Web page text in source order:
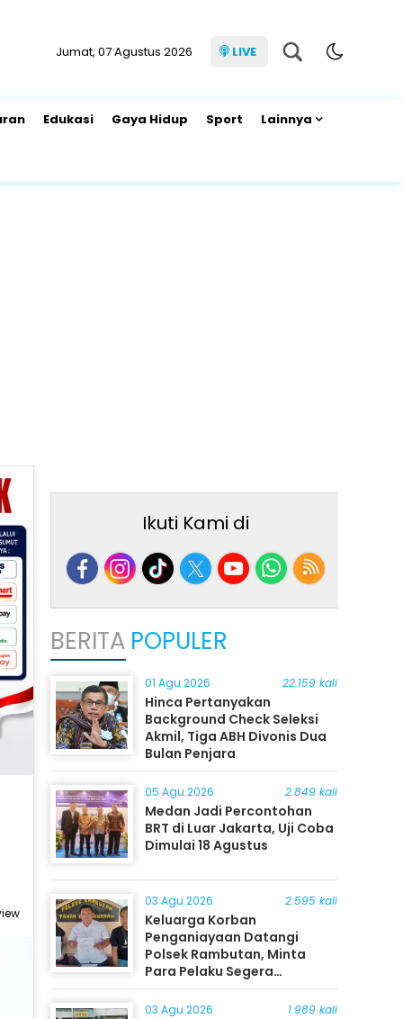
Jumat, 07 Agustus 2026 LIVE
Edukasi Gaya Hidup Sport Lainnya
Ikuti Kami di
BERITA POPULER
01 Agu 2026 22.159 kali
Hinca Pertanyakan
Background Check Seleksi
Akmil, Tiga ABH Divonis Dua
Bulan Penjara
05 Agu 2026 2.849 kali
Medan Jadi Percontohan
BRT di Luar Jakarta, Uji Coba
Dimulai 18 Agustus
03 Agu 2026 2.595 kali
Keluarga Korban
Penganiayaan Datangi
Polsek Rambutan, Minta
Para Pelaku Segera
Ditangkap
03 Agu 2026 1.989 kali